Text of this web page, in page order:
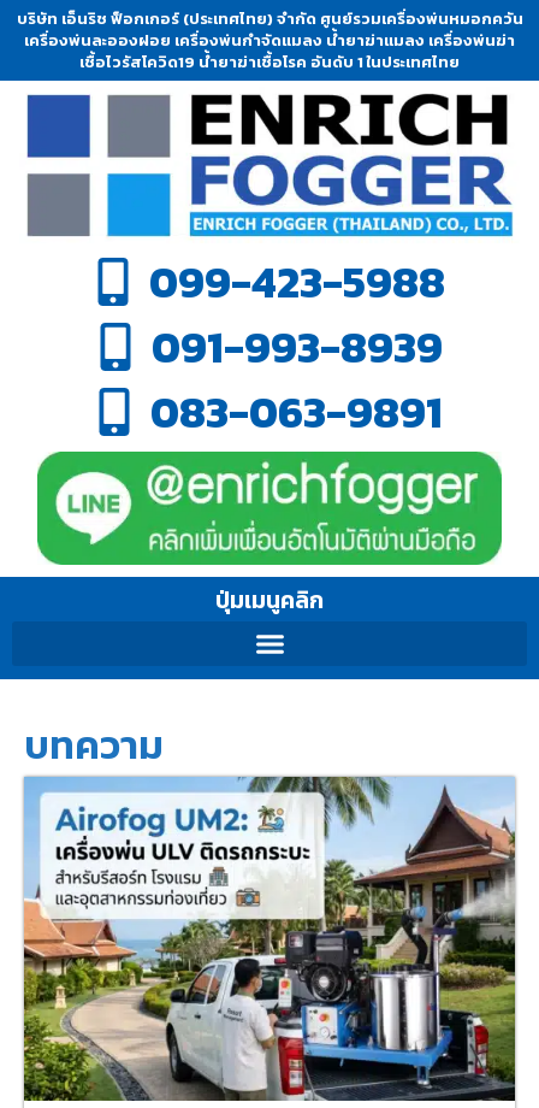
บริษัท เอ็นริช ฟ็อกเกอร์ (ประเทศไทย) จำกัด ศูนย์รวมเครื่องพ่นหมอกควัน
เครื่องพ่นละอองฝอย เครื่องพ่นกำจัดแมลง น้ำยาฆ่าแมลง เครื่องพ่นฆ่า
เชื้อไวรัสโควิด19 น้ำยาฆ่าเชื้อโรค อันดับ 1 ในประเทศไทย
099-423-5988
091-993-8939
083-063-9891
ปุ่มเมนูคลิก
บทความ